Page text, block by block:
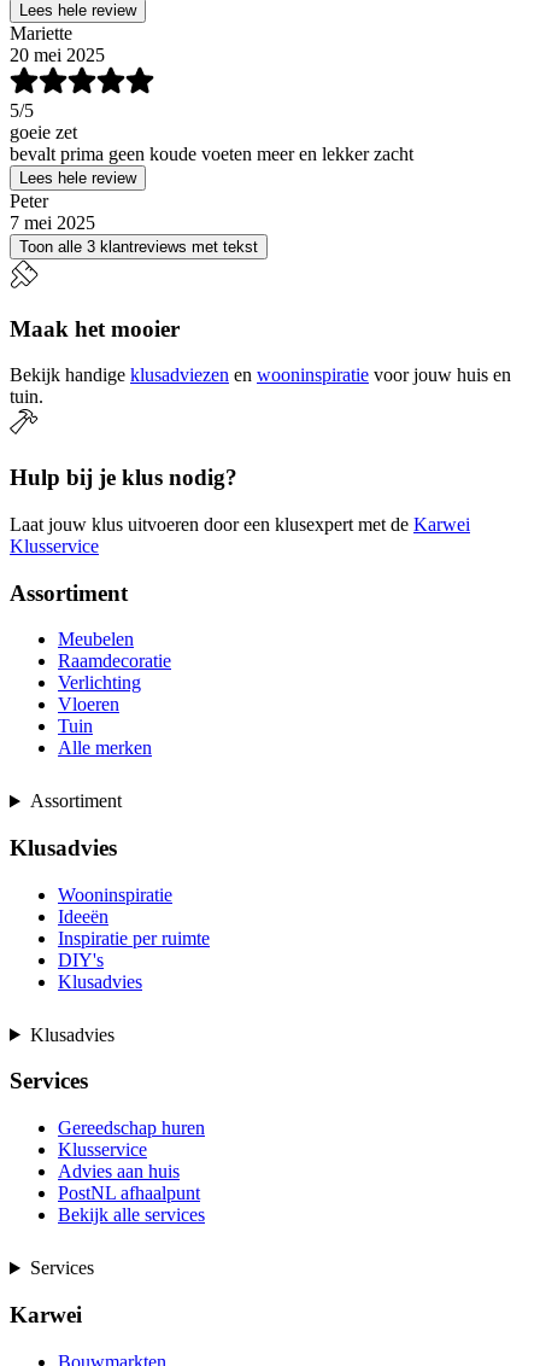
Lees hele review
Mariette
20 mei 2025
5/5
goeie zet
bevalt prima geen koude voeten meer en lekker zacht
Lees hele review
Peter
7 mei 2025
Toon alle 3 klantreviews met tekst
Maak het mooier
Bekijk handige klusadviezen en wooninspiratie voor jouw huis en
tuin.
Hulp bij je klus nodig?
Laat jouw klus uitvoeren door een klusexpert met de Karwei
Klusservice
Assortiment
Meubelen
Raamdecoratie
Verlichting
Vloeren
Tuin
Alle merken
Assortiment
Klusadvies
Wooninspiratie
Ideeën
Inspiratie per ruimte
DIY's
Klusadvies
Klusadvies
Services
Gereedschap huren
Klusservice
Advies aan huis
PostNL afhaalpunt
Bekijk alle services
Services
Karwei
Bouwmarkten